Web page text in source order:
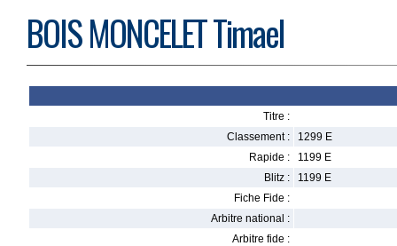
BOIS MONCELET Timael
Titre :
Classement :
1299 E
Rapide :
1199 E
Blitz :
1199 E
Fiche Fide :
Arbitre national :
Arbitre fide :